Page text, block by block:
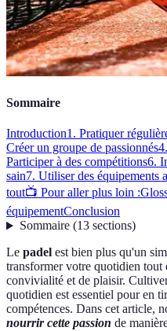
Sommaire
Introduction1. Pratiquer
Créer un groupe de passionnés
Participer à des compétitions6.
sain7. Utiliser des équipements
tout📺 Pour aller plus loin :
équipementConclusion
Sommaire(13 sections)
Le padel est bien plus qu'un
transformer votre quotidien tout
convivialité et de plaisir.
quotidien est essentiel pour en
compétences. Dans cet article,
nourrir cette passion de